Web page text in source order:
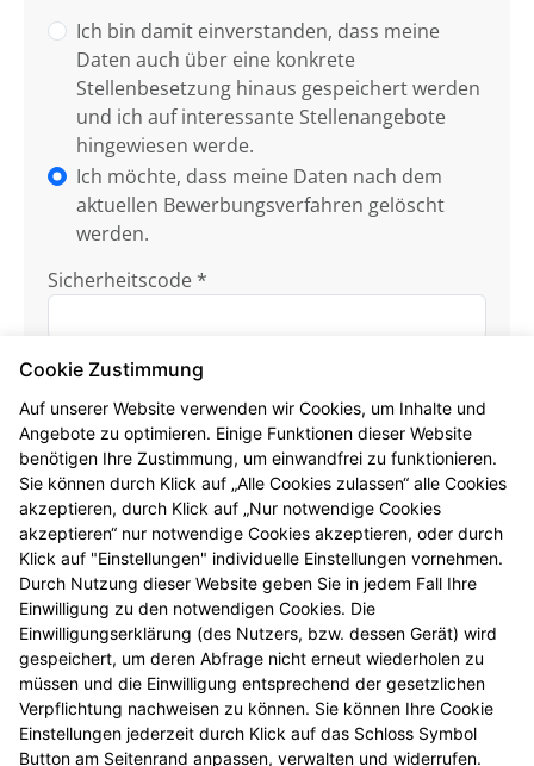
Ich bin damit einverstanden, dass meine
Daten auch über eine konkrete
Stellenbesetzung hinaus gespeichert werden
und ich auf interessante Stellenangebote
hingewiesen werde.
Ich möchte, dass meine Daten nach dem
aktuellen Bewerbungsverfahren gelöscht
werden.
Sicherheitscode *
Ich habe dieDatenschutzhinweisezur
Kenntnis genommen.
Formular jetzt absenden
Alle mit * gekennzeichneten Felder sind
Pflichtangaben.
Cookie Zustimmung
Auf unserer Website verwenden wir Cookies, um Inhalte und
Angebote zu optimieren. Einige Funktionen dieser Website
benötigen Ihre Zustimmung, um einwandfrei zu funktionieren.
Sie können durch Klick auf „Alle Cookies zulassen“ alle Cookies
akzeptieren, durch Klick auf „Nur notwendige Cookies
akzeptieren“ nur notwendige Cookies akzeptieren, oder durch
Klick auf "Einstellungen" individuelle Einstellungen vornehmen.
Durch Nutzung dieser Website geben Sie in jedem Fall Ihre
Einwilligung zu den notwendigen Cookies. Die
Einwilligungserklärung (des Nutzers, bzw. dessen Gerät) wird
gespeichert, um deren Abfrage nicht erneut wiederholen zu
müssen und die Einwilligung entsprechend der gesetzlichen
Verpflichtung nachweisen zu können. Sie können Ihre Cookie
Einstellungen jederzeit durch Klick auf das Schloss Symbol
Button am Seitenrand anpassen, verwalten und widerrufen.